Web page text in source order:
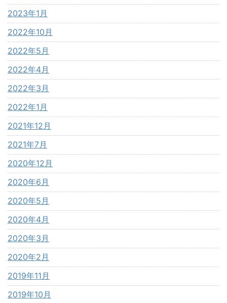
2023年1月
2022年10月
2022年5月
2022年4月
2022年3月
2022年1月
2021年12月
2021年7月
2020年12月
2020年6月
2020年5月
2020年4月
2020年3月
2020年2月
2019年11月
2019年10月